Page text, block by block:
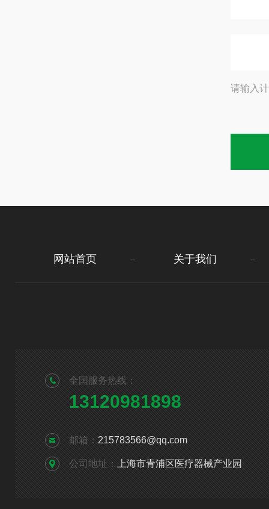
请输入
网站首页 关于我们
全国服务热线：
13120981898
邮箱： 215783566@qq.com
公司地址： 上海市青浦区医疗器械产业园